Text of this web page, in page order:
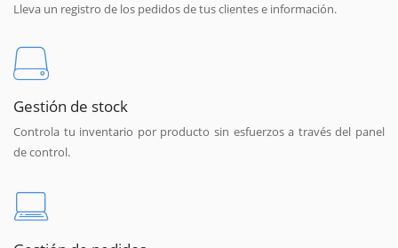
Lleva un registro de los pedidos de tus clientes e información.
Gestión de stock
Controla tu inventario por producto sin esfuerzos a través del panel
de control.